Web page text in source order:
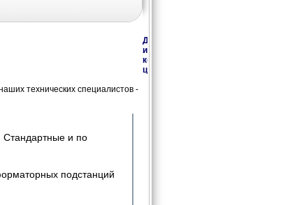
Дополнительная
информация,
консультации,
цены
технических специалистов -
Стандартные и по
подстанций